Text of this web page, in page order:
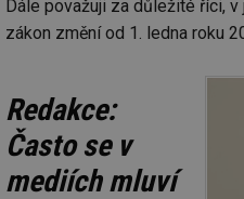
Dále považuji za důležité říci,
zákon změní od 1. ledna roku
Redakce:
Často se v
mediích mluví